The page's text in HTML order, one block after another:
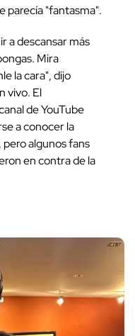
parecía "fantasma".
a descansar más
Mira
la cara", dijo
vivo. El
de YouTube
a conocer la
algunos fans
en contra de la